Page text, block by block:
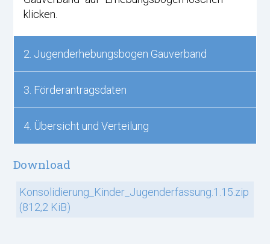
klicken.
2. Jugenderhebungsbogen Gauverband
3. Förderantragsdaten
4. Übersicht und Verteilung
Download
Konsolidierung_Kinder_Jugenderfassung.1.15.zip
(812,2 KiB)